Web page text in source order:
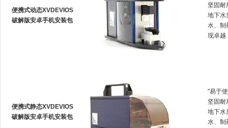
便携式动态XVDEVIOS
破解版安卓手机安装包
坚固耐用
地下水
水、
现卓越
便携式静态XVDEVIOS
破解版安卓手机安装包
"易于使
坚固耐
地下水
水